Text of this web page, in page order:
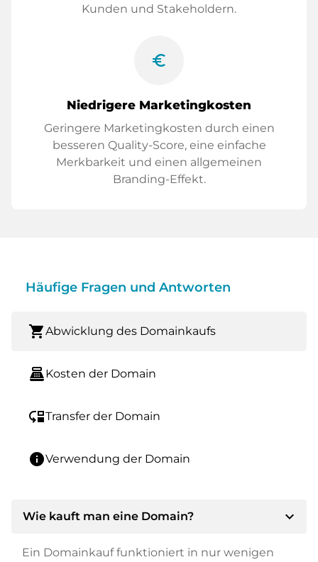
Kunden und Stakeholdern.
euro_symbol
Niedrigere Marketingkosten
Geringere Marketingkosten durch einen
besseren Quality-Score, eine einfache
Merkbarkeit und einen allgemeinen
Branding-Effekt.
Häufige Fragen und Antworten
shopping_cartAbwicklung des Domainkaufs
point_of_saleKosten der Domain
move_downTransfer der Domain
infoVerwendung der Domain
Wie kauft man eine Domain? expand_more
Ein Domainkauf funktioniert in nur wenigen